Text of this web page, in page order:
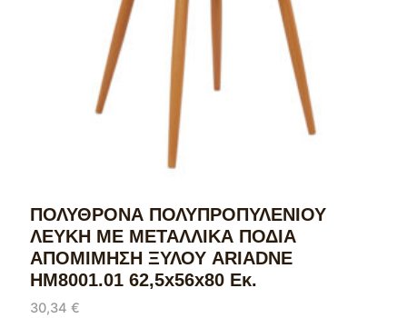
ΠΟΛΥΘΡΟΝΑ ΠΟΛΥΠΡΟΠΥΛΕΝΙΟΥ
ΛΕΥΚΗ ΜΕ ΜΕΤΑΛΛΙΚΑ ΠΟΔΙΑ
ΑΠΟΜΙΜΗΣΗ ΞΥΛΟΥ ARIADNE
HM8001.01 62,5x56x80 Εκ.
30,34 €